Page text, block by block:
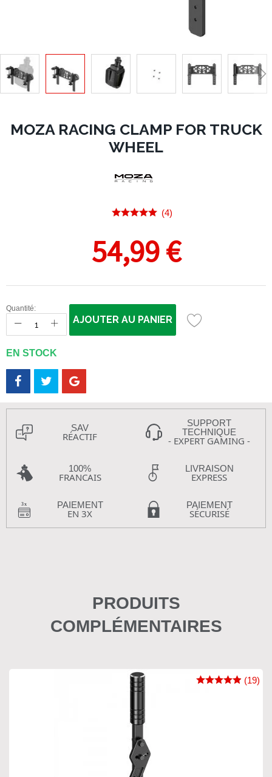
MOZA RACING CLAMP FOR TRUCK
WHEEL
(4)
54,99 €
Quantité:
AJOUTER AU PANIER
EN STOCK
SAV
RÉACTIF
SUPPORT
TECHNIQUE
- EXPERT GAMING -
100%
FRANCAIS
LIVRAISON
EXPRESS
PAIEMENT
EN 3X
PAIEMENT
SÉCURISÉ
PRODUITS
COMPLÉMENTAIRES
(19)